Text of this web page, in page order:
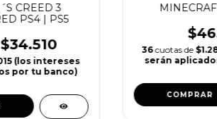
CREED 3
PS4 | PS5
$34.510
(los intereses
por tu banco)
36 cuotas de
serán
COMPRAR